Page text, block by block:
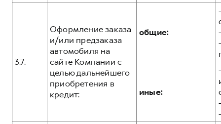
3.7.
Оформление заказа
и/или предзаказа
автомобиля на
сайте Компании с
целью дальнейшего
приобретения в
кредит:
общие:
иные: